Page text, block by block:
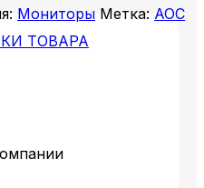
Мониторы Метка: AOC
ТОВАРА